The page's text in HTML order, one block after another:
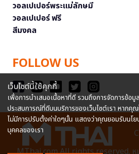
วอลเปเปอร์พระแม่ลักษมี
วอลเปเปอร์ ฟรี
สีมงคล
FOLLOW US
MThai.com All rights reserved. หม
เว็บไซต์นี้ใช้คุกกี้
เพื่อการนำเสนอเนื้อหาที่ดี รวมถึงการจัดการข้อ
ประสบการณ์ที่ดีบนบริการของเว็บไซต์เรา หากคุณ
ไม่มีการปรับตั้งค่าใดๆนั้น แสดงว่าคุณยอมรับนโ
บุคคลของเรา